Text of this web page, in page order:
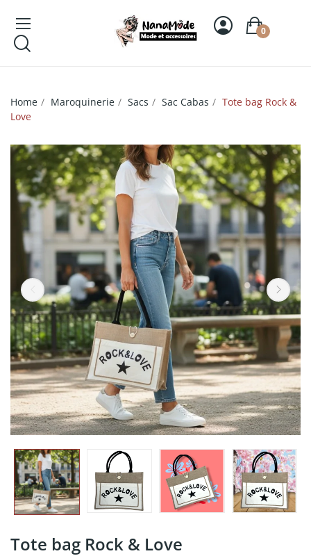
0
Home Maroquinerie Sacs Sac Cabas
Tote bag Rock &
Love
Tote bag Rock & Love